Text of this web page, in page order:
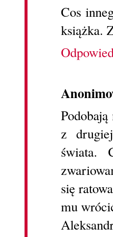
Cos
książka.
z
świata.
się
mu